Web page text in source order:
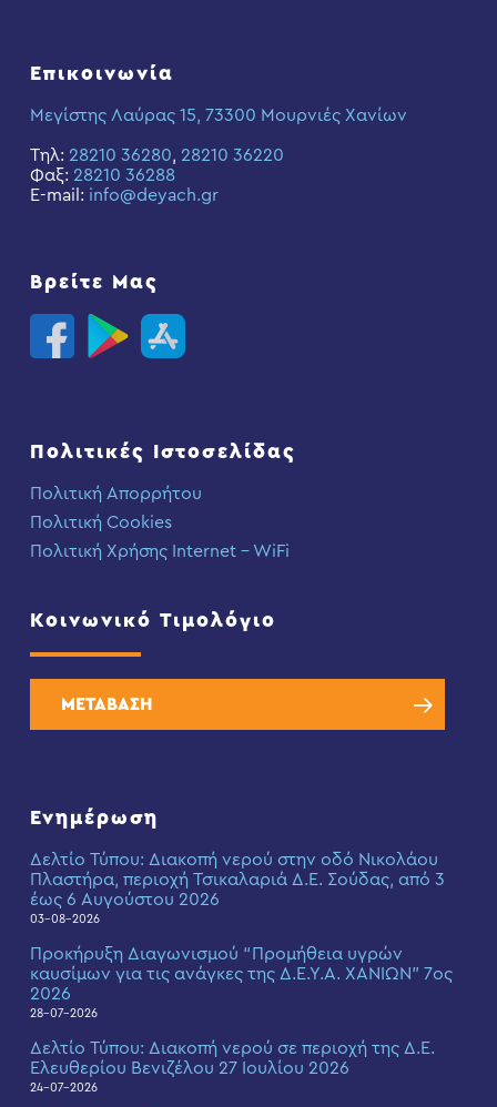
Επικοινωνία
Μεγίστης Λαύρας 15, 73300 Μουρνιές Χανίων
Τηλ: 28210 36280, 28210 36220
Φαξ: 28210 36288
E-mail: info@deyach.gr
Βρείτε Μας
Πολιτικές Ιστοσελίδας
Πολιτική Απορρήτου
Πολιτική Cookies
Πολιτική Χρήσης Internet – WiFi
Κοινωνικό Τιμολόγιο
ΜΕΤΑΒΑΣΗ
Ενημέρωση
Δελτίο Τύπου: Διακοπή νερού στην οδό Νικολάου
Πλαστήρα, περιοχή Τσικαλαριά Δ.Ε. Σούδας, από 3
έως 6 Αυγούστου 2026
03-08-2026
Προκήρυξη Διαγωνισμού “Προμήθεια υγρών
καυσίμων για τις ανάγκες της Δ.Ε.Υ.Α. ΧΑΝΙΩΝ” 7ος
2026
28-07-2026
Δελτίο Τύπου: Διακοπή νερού σε περιοχή της Δ.Ε.
Ελευθερίου Βενιζέλου 27 Ιουλίου 2026
24-07-2026